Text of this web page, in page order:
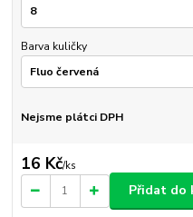
Barva kuličky
Nejsme plátci DPH
16 Kč/ks
Přidat do